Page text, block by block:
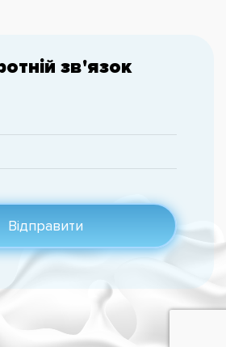
зв'язок
Відправити